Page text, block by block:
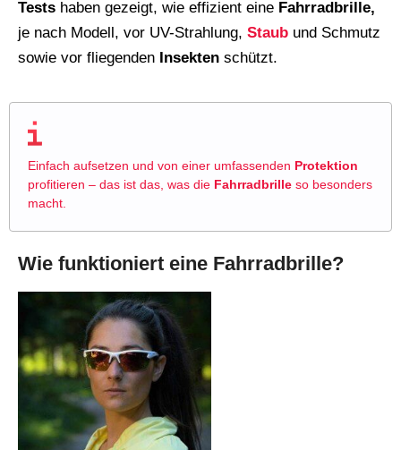
Tests haben gezeigt, wie effizient eine Fahrradbrille,
je nach Modell, vor UV-Strahlung, Staub und Schmutz
sowie vor fliegenden Insekten schützt.
Einfach aufsetzen und von einer umfassenden Protektion
profitieren – das ist das, was die Fahrradbrille so besonders
macht.
Wie funktioniert eine Fahrradbrille?